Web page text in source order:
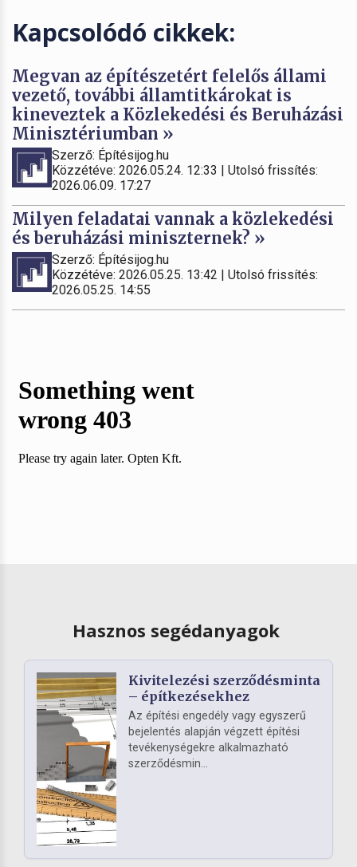
Kapcsolódó cikkek:
Megvan az építészetért felelős állami
vezető, további államtitkárokat is
kineveztek a Közlekedési és Beruházási
Minisztériumban »
Szerző: Építésijog.hu
Közzétéve: 2026.05.24. 12:33 | Utolsó frissítés:
2026.06.09. 17:27
Milyen feladatai vannak a közlekedési
és beruházási miniszternek? »
Szerző: Építésijog.hu
Közzétéve: 2026.05.25. 13:42 | Utolsó frissítés:
2026.05.25. 14:55
Hasznos segédanyagok
Kivitelezési szerződésminta
– építkezésekhez
Az építési engedély vagy egyszerű
bejelentés alapján végzett építési
tevékenységekre alkalmazható
szerződésmin...